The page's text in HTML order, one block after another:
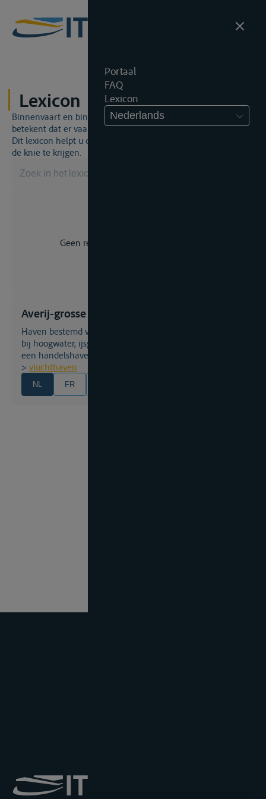
Portaal
FAQ
Lexicon
Nederlands
Lexicon
Binnenvaart en binnenvaartrecht is een unieke wereld. Dat
betekent dat er vaak een specifiek vakjargon gebruikt wordt.
Dit lexicon helpt u om een aantal broodnodige termen onder
de knie te krijgen.
Geen resultaat voor uw zoekopdracht.
Averij-grosse Noodhaven
Haven bestemd voor een veilige ligging van vaartuigen
bij hoogwater, ijsgang, e.d., óf de aangewezen functie van
een handelshaven óf een fiscale haven;
> vluchthaven
NL FR